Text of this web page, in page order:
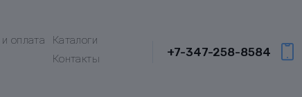
оплата
Каталоги
Контакты
+7-347-258-8584